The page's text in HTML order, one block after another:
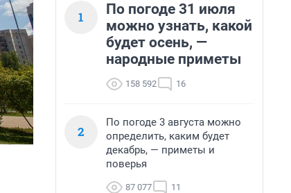
1
По погоде 31 июля
можно узнать, какой
будет осень, —
народные приметы
158 592 16
2
По погоде 3 августа можно
определить, каким будет
декабрь, — приметы и
поверья
87 077 11